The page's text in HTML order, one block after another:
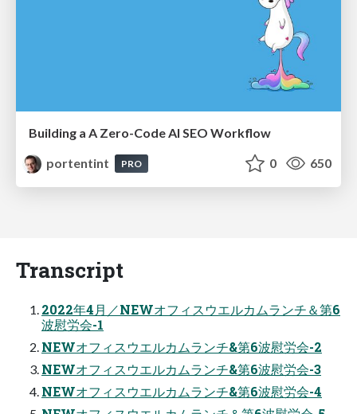
Building a A Zero-Code AI SEO Workflow
portentint
PRO 0 650
Transcript
2022年4⽉／NEWオフィスウエルカムランチ＆第6
波慰労会-1
NEWオフィスウエルカムランチ&第6波慰労会-2
NEWオフィスウエルカムランチ&第6波慰労会-3
NEWオフィスウエルカムランチ&第6波慰労会-4